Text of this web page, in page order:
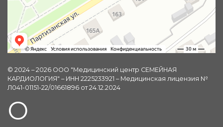
© 2024 – 2026 ООО "Медицинский центр СЕМЕЙНАЯ
КАРДИОЛОГИЯ" – ИНН 2225233921 – Медицинская лицензия №
Л041-01151-22/01661896 от 24.12.2024
О